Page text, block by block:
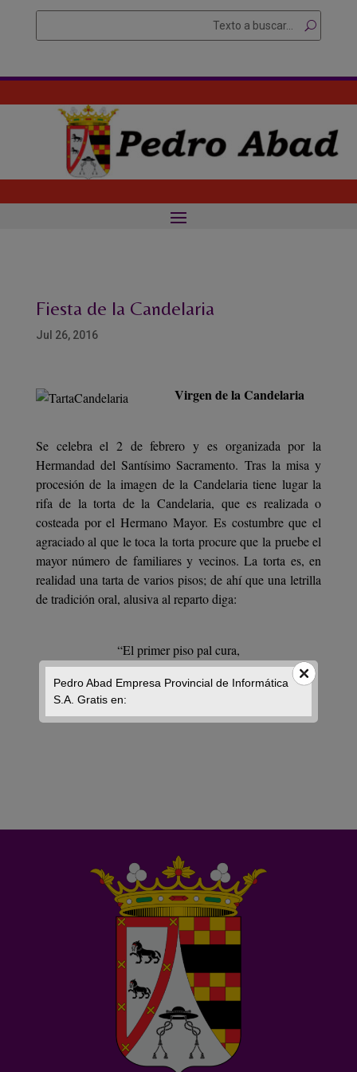
Fiesta de la Candelaria
Jul 26, 2016
Virgen de la Candelaria
Se celebra el 2 de febrero y es organizada por la
Hermandad del Santísimo Sacramento. Tras la misa y
procesión de la imagen de la Candelaria tiene lugar la
rifa de la torta de la Candelaria, que es realizada o
costeada por el Hermano Mayor. Es costumbre que el
agraciado al que le toca la torta procure que la pruebe el
mayor número de familiares y vecinos. La torta es, en
realidad una tarta de varios pisos; de ahí que una letrilla
de tradición oral, alusiva al reparto diga:
“El primer piso pal cura,
el segundo pa el alcalde,
el tercero pa las monjas
y el cuarto pa la calle.”
Pedro Abad Empresa Provincial de Informática
S.A. Gratis en: